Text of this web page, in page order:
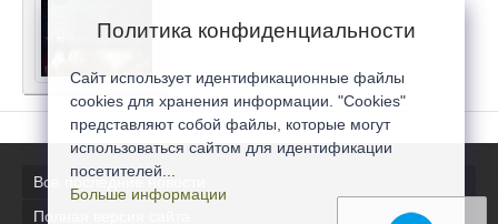
Все последние новости
Полная версия сайта
Политика конфиденциальности
Сайт использует идентификационные файлы
cookies для хранения информации. "Cookies"
представляют собой файлы, которые могут
использоваться сайтом для идентификации
посетителей...
Больше информации